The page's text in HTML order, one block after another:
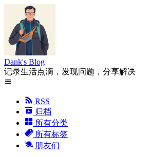
Dank's Blog
记录生活点滴，发现问题，分享解决
RSS
归档
所有分类
所有标签
朋友们